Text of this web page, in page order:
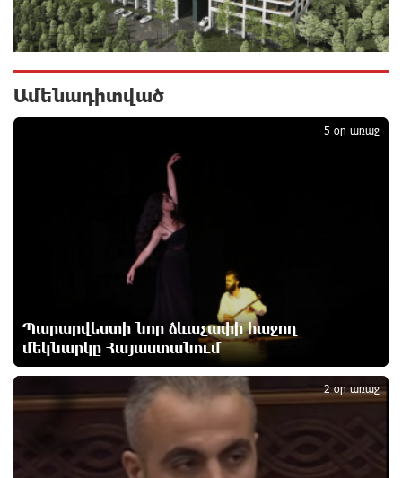
«Ինտեր»-ը հաղթեց «Յուվենտուս»-ին
16 ժամ առաջ
Քրեական վարույթի շրջանակում անձի անձնական
անհարկի հրապարակումն անթույլատրելի է. ՄԻՊ
Զելենսկին ու Վուչիչը քննարկել են
համագործակցությունն ընդլայնելու
հնարավորությունները
Հրդեհի ահազանգ Սայաթ-Նովա պողոտայում.
շենքից տարհանվել է 5 բնակիչ
Ճապոնական Յակիշիմե կերամիկայի
ցուցահանդեսը երկարաձգվել է մինչև օգոստոսի
Ամենադիտված
Պարարվեստի նոր ձևաչափի հաջող
մեկնարկը Հայաստանում
5 օր առաջ
1
2 օր առաջ
2